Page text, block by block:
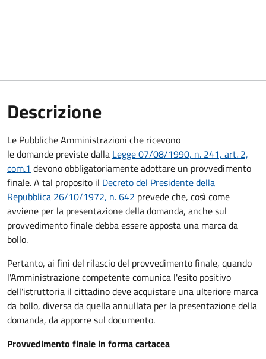
Descrizione
Le Pubbliche Amministrazioni che ricevono
le domande previste dalla Legge 07/08/1990, n. 241, art. 2,
com.1 devono obbligatoriamente adottare un provvedimento
finale. A tal proposito il Decreto del Presidente della
Repubblica 26/10/1972, n. 642 prevede che, così come
avviene per la presentazione della domanda, anche sul
provvedimento finale debba essere apposta una marca da
bollo.
Pertanto, ai fini del rilascio del provvedimento finale, quando
l'Amministrazione competente comunica l'esito positivo
dell'istruttoria il cittadino deve acquistare una ulteriore marca
da bollo, diversa da quella annullata per la presentazione della
domanda, da apporre sul documento.
Provvedimento finale in forma cartacea